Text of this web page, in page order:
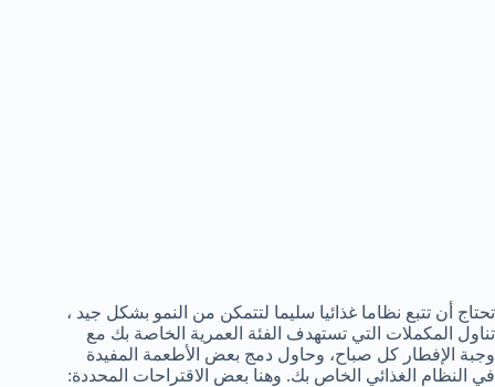
تحتاج أن تتبع نظاما غذائيا سليما لتتمكن من النمو بشكل جيد ،
تناول المكملات التي تستهدف الفئة العمرية الخاصة بك مع
وجبة الإفطار كل صباح، وحاول دمج بعض الأطعمة المفيدة
في النظام الغذائي الخاص بك. وهنا بعض الاقتراحات المحددة: